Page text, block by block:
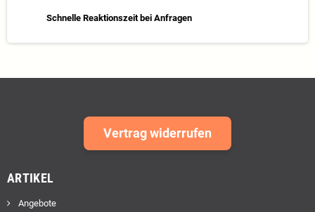
Schnelle Reaktionszeit bei Anfragen
Vertrag widerrufen
ARTIKEL
Angebote